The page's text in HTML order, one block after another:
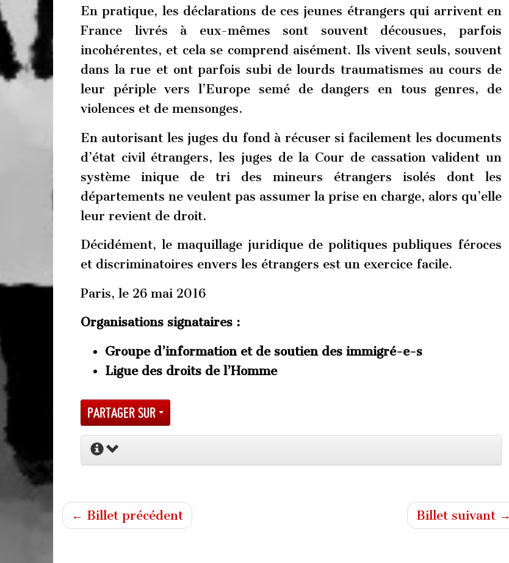
En pratique, les déclarations de ces jeunes étrangers qui arrivent en
France livrés à eux-mêmes sont souvent décousues, parfois
incohérentes, et cela se comprend aisément. Ils vivent seuls, souvent
dans la rue et ont parfois subi de lourds traumatismes au cours de
leur périple vers l’Europe semé de dangers en tous genres, de
violences et de mensonges.
En autorisant les juges du fond à récuser si facilement les documents
d’état civil étrangers, les juges de la Cour de cassation valident un
système inique de tri des mineurs étrangers isolés dont les
départements ne veulent pas assumer la prise en charge, alors qu’elle
leur revient de droit.
Décidément, le maquillage juridique de politiques publiques féroces
et discriminatoires envers les étrangers est un exercice facile.
Paris, le 26 mai 2016
Organisations signataires :
Groupe d’information et de soutien des immigré-e-s
Ligue des droits de l’Homme
Partager sur
← Billet précédent Billet suivant →